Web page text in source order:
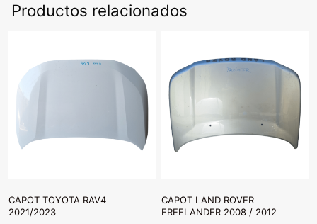
Productos relacionados
CAPOT TOYOTA RAV4
2021/2023
CAPOT LAND ROVER
FREELANDER 2008 / 2012